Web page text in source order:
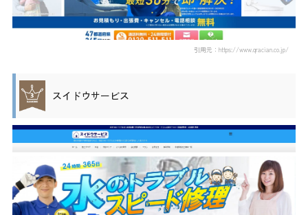
引用元：https://www.qracian.co.jp/
スイドウサービス